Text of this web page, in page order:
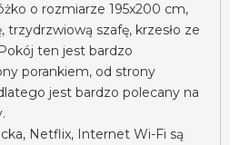
o rozmiarze 195x200 cm,
trzydrzwiową szafę, krzesło ze
ten jest bardzo
porankiem, od strony
jest bardzo polecany na
Netflix, Internet Wi-Fi są